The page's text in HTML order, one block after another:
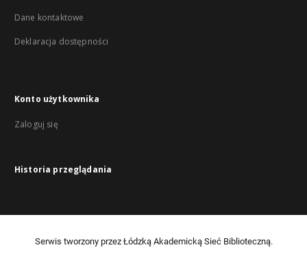
Dane kontaktowe
Deklaracja dostępności
Konto użytkownika
Zaloguj się
Historia przeglądania
Serwis tworzony przez Łódzką Akademicką Sieć Biblioteczną.